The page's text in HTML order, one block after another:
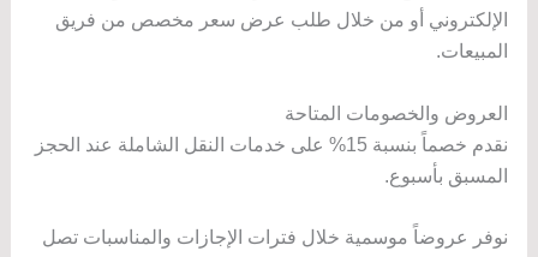
الإلكتروني أو من خلال طلب عرض سعر مخصص من فريق
المبيعات.
العروض والخصومات المتاحة
نقدم خصماً بنسبة 15% على خدمات النقل الشاملة عند الحجز
المسبق بأسبوع.
نوفر عروضاً موسمية خلال فترات الإجازات والمناسبات تصل